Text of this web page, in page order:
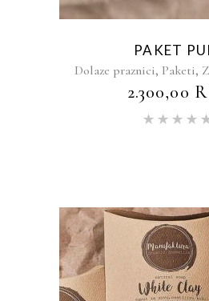
PAKET
Dolaze praznici, Paketi,
2.300,00